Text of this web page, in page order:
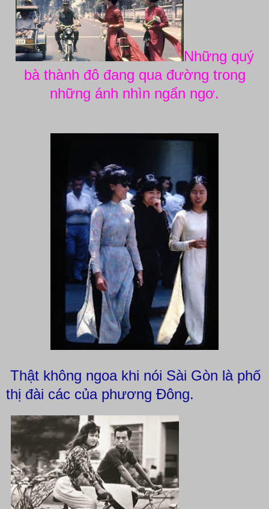
Những quý
bà thành đô đang qua đường trong
những ánh nhìn ngẩn ngơ.
Thật không ngoa khi nói Sài Gòn là phố
thị đài các của phương Đông.